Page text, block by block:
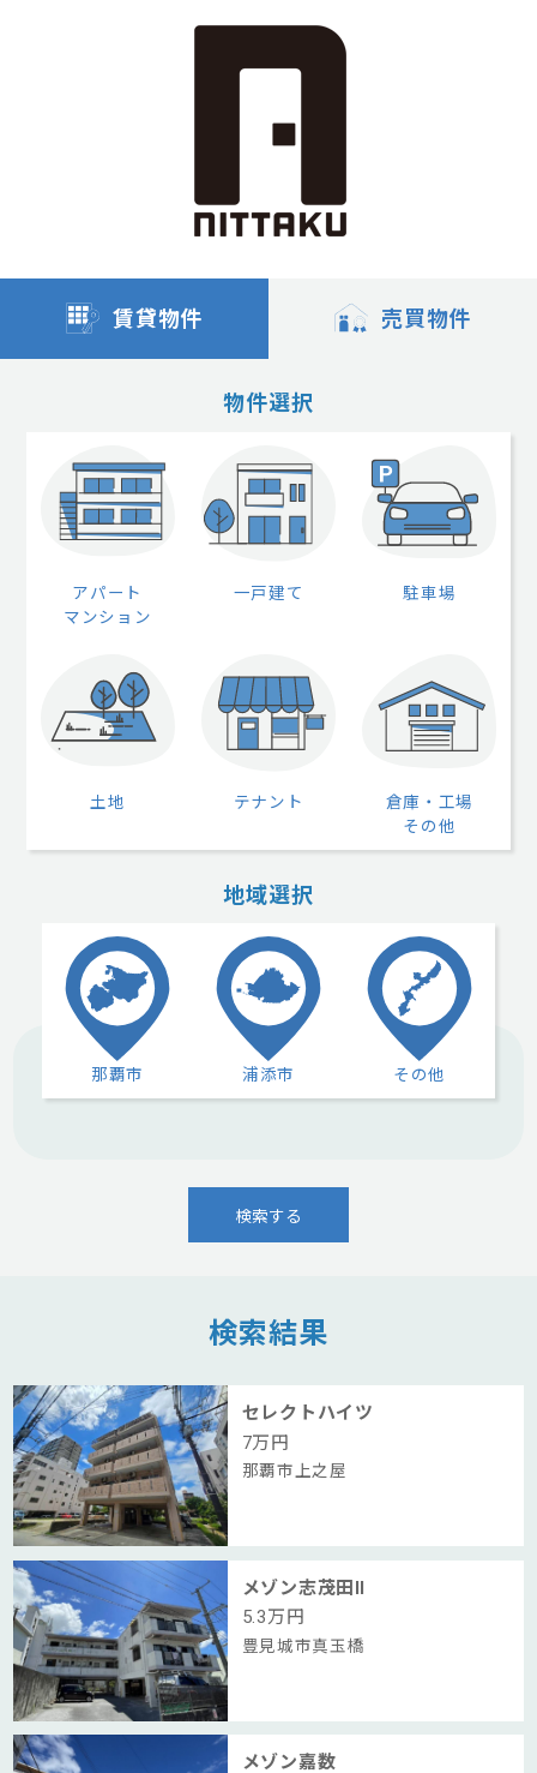
賃貸物件 売買物件
物件選択
アパート
マンション
一戸建て 駐車場
土地 テナント
倉庫・工場
その他
地域選択
那覇市 浦添市 その他
検索する
検索結果
セレクトハイツ
7万円
那覇市上之屋
メゾン志茂田Ⅱ
5.3万円
豊見城市真玉橋
メゾン嘉数